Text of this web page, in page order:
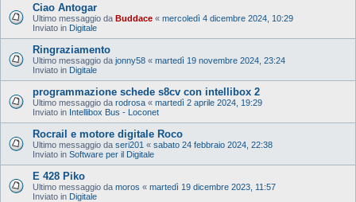
Ciao Antogar
Ultimo messaggio da Buddace « mercoledì 4 dicembre 2024, 10:29
Inviato in Digitale
Ringraziamento
Ultimo messaggio da jonny58 « martedì 19 novembre 2024, 23:24
Inviato in Digitale
programmazione schede s8cv con intellibox 2
Ultimo messaggio da rodrosa « martedì 2 aprile 2024, 19:29
Inviato in Intellibox Bus - Loconet
Rocrail e motore digitale Roco
Ultimo messaggio da seri201 « sabato 24 febbraio 2024, 22:38
Inviato in Software per il Digitale
E 428 Piko
Ultimo messaggio da moros « martedì 19 dicembre 2023, 11:57
Inviato in Digitale